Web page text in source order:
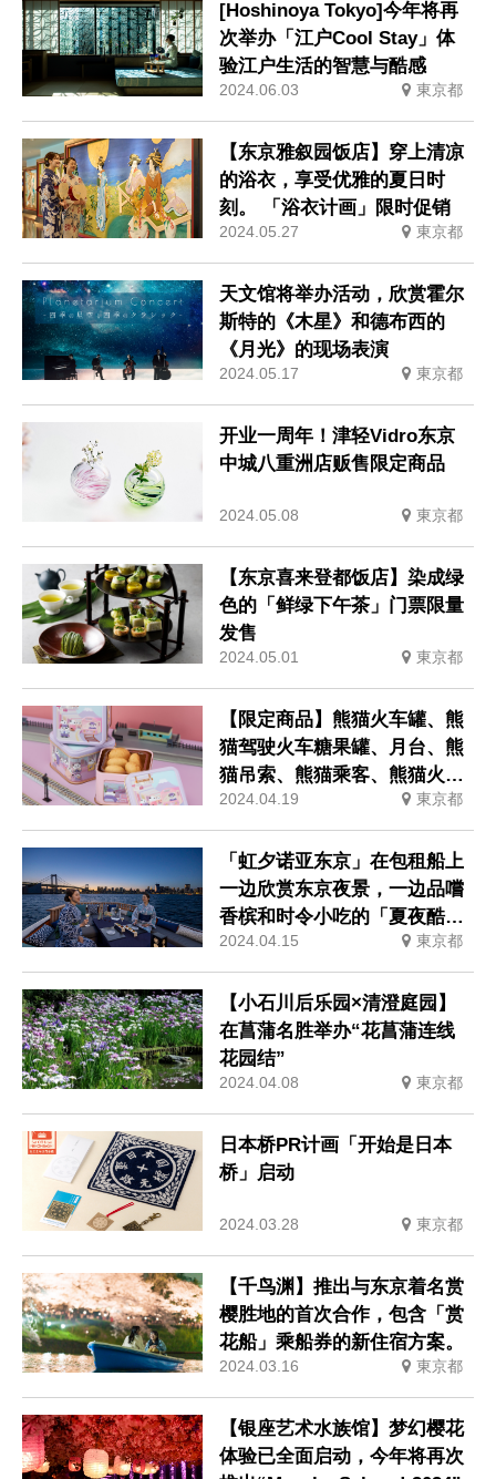
[Hoshinoya Tokyo]今年将再
次举办「江户Cool Stay」体
验江户生活的智慧与酷感
2024.06.03 東京都
【东京雅叙园饭店】穿上清凉
的浴衣，享受优雅的夏日时
刻。 「浴衣计画」限时促销
2024.05.27 東京都
天文馆将举办活动，欣赏霍尔
斯特的《木星》和德布西的
《月光》的现场表演
2024.05.17 東京都
开业一周年！津轻Vidro东京
中城八重洲店贩售限定商品
2024.05.08 東京都
【东京喜来登都饭店】染成绿
色的「鲜绿下午茶」门票限量
发售
2024.05.01 東京都
【限定商品】熊猫火车罐、熊
猫驾驶火车糖果罐、月台、熊
猫吊索、熊猫乘客、熊猫火车
罐等。
2024.04.19 東京都
「虹夕诺亚东京」在包租船上
一边欣赏东京夜景，一边品嚐
香槟和时令小吃的「夏夜酷船
Asobi」。
2024.04.15 東京都
【小石川后乐园×清澄庭园】
在菖蒲名胜举办“花菖蒲连线
花园结”
2024.04.08 東京都
日本桥PR计画「开始是日本
桥」启动
2024.03.28 東京都
【千鸟渊】推出与东京着名赏
樱胜地的首次合作，包含「赏
花船」乘船券的新住宿方案。
2024.03.16 東京都
【银座艺术水族馆】梦幻樱花
体验已全面启动，今年将再次